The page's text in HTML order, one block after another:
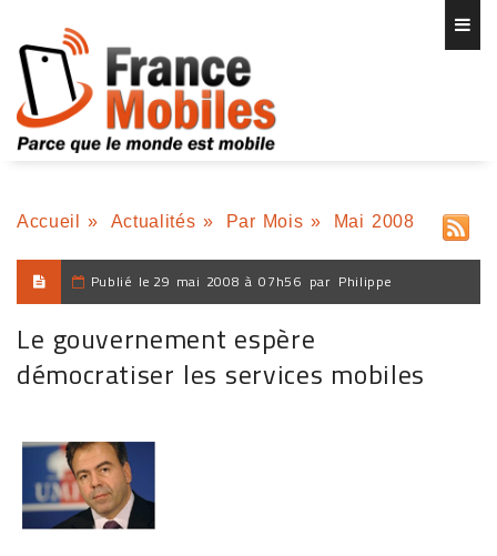
Accueil » Actualités » Par Mois » Mai 2008
Publié le 29 mai 2008 à 07h56 par Philippe
Le gouvernement espère
démocratiser les services mobiles